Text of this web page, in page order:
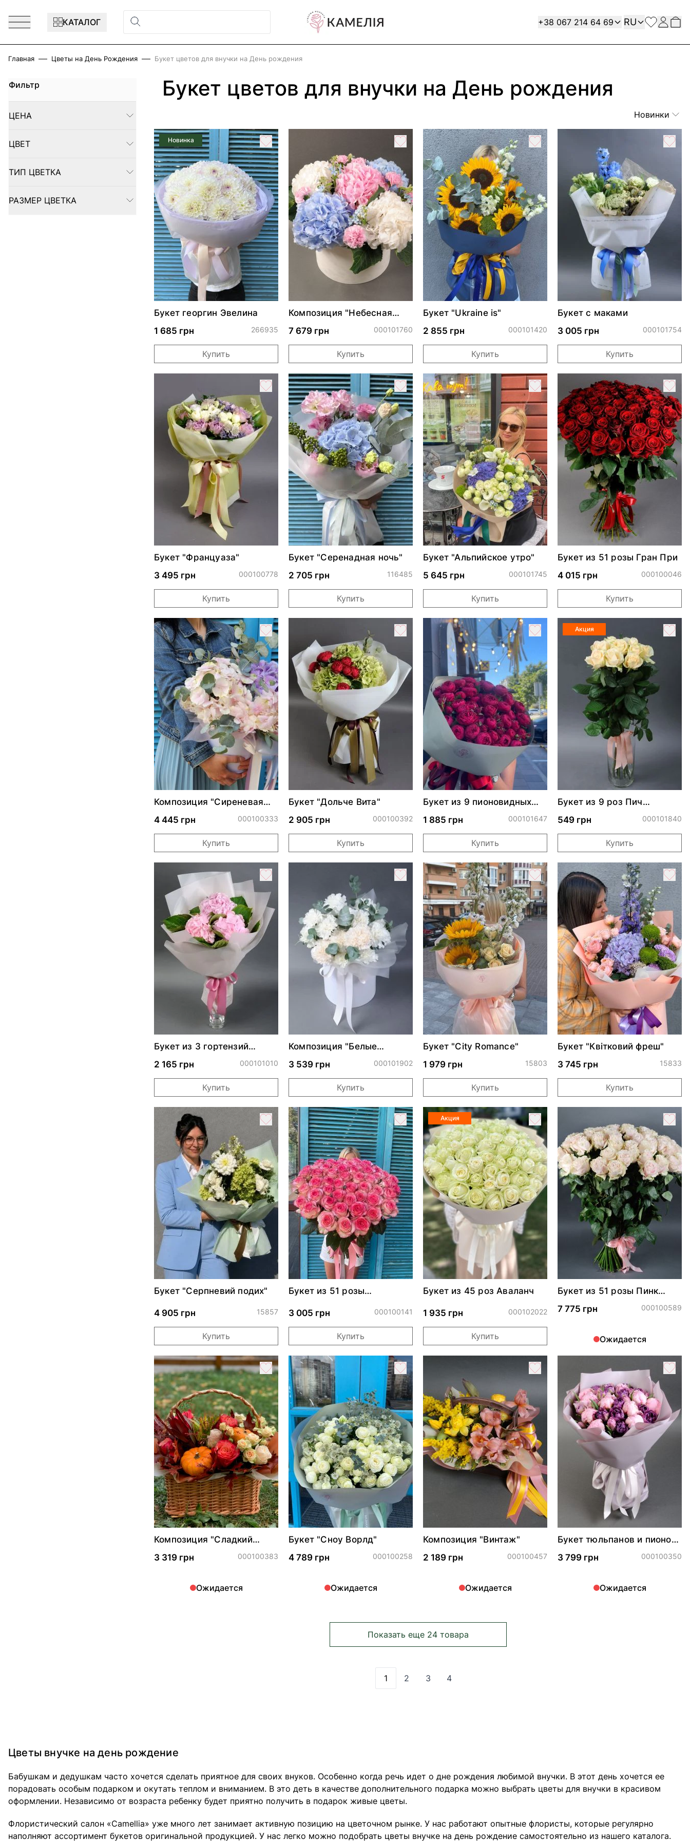
КАТАЛОГ
Contact
+38 067 214 64 69 Язык
RU
Главная Цветы на День Рождения Букет цветов для внучки на День рождения
Фильтр
ЦЕНА
FILTER
ЦВЕТ
FILTER
ТИП ЦВЕТКА
FILTER
РАЗМЕР ЦВЕТКА
FILTER
Букет цветов для внучки на День рождения
Новинки
Новинка
Букет георгин Эвелина
1 685 грн
266935
Купить
Композиция "Небесная
7 679 грн
000101760
Купить
Букет "Ukraine is"
2 855 грн
000101420
Купить
Букет с маками
3 005 грн
000101754
Купить
Букет "Француаза"
3 495 грн
000100778
Купить
Букет "Серенадная ночь"
2 705 грн
116485
Купить
Букет "Альпийское утро"
5 645 грн
000101745
Купить
Букет из 51 розы Гран При
4 015 грн
000100046
Купить
Композиция "Сиреневая
4 445 грн
000100333
Купить
Букет "Дольче Вита"
2 905 грн
000100392
Купить
Букет из 9 пионовидных
1 885 грн
000101647
Купить
Акция
Букет из 9 роз Пич
549 грн
000101840
Купить
Букет из 3 гортензий
2 165 грн
000101010
Купить
Композиция "Белые
3 539 грн
000101902
Купить
Букет "City Romance"
1 979 грн
15803
Купить
Букет "Квітковий фреш"
3 745 грн
15833
Купить
Букет "Серпневий подих"
4 905 грн 15857
Купить
Букет из 51 розы
3 005 грн
000100141
Купить
Акция
Букет из 45 роз Аваланч
1 935 грн 000102022
Купить
Букет из 51 розы Пинк
7 775 грн
000100589
Ожидается
Композиция "Сладкий
3 319 грн
000100383
Ожидается
Букет "Сноу Ворлд"
4 789 грн
000100258
Ожидается
Композиция "Винтаж"
2 189 грн
000100457
Ожидается
Букет тюльпанов и пионов
3 799 грн
000100350
Ожидается
Показать еще 24 товара
Вы сейчас читаете страницу
1 Страница
2 Страница
3 Страница
4
Цветы внучке на день рождение
Бабушкам и дедушкам часто хочется сделать приятное для своих внуков. Особенно когда речь идет о дне рождения любимой внучки. В этот день хочется ее
порадовать особым подарком и окутать теплом и вниманием. В это деть в качестве дополнительного подарка можно выбрать цветы для внучки в красивом
оформлении. Независимо от возраста ребенку будет приятно получить в подарок живые цветы.
Флористический салон «Camellia» уже много лет занимает активную позицию на цветочном рынке. У нас работают опытные флористы, которые регулярно
наполняют ассортимент букетов оригинальной продукцией. У нас легко можно подобрать цветы внучке на день рождение самостоятельно из нашего каталога.